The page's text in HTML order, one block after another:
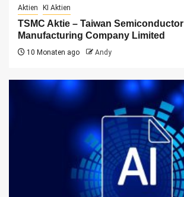
Aktien KI Aktien
TSMC Aktie – Taiwan Semiconductor
Manufacturing Company Limited
10 Monaten ago Andy